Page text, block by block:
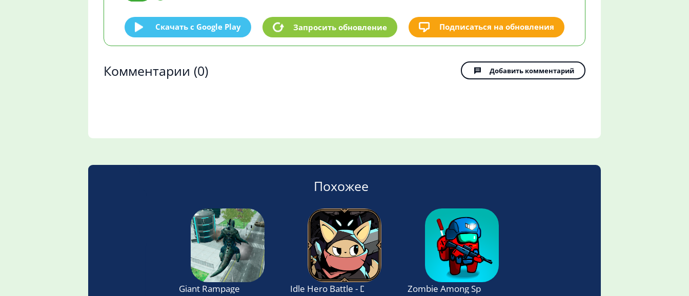
Скачать c Google Play Запросить обновление Подписаться на обновления
Комментарии (0) Добавить комментарий
Похожее
Giant Rampage Idle Hero Battle - Dungeon MasterZombie Among Space - космический экшн шутер